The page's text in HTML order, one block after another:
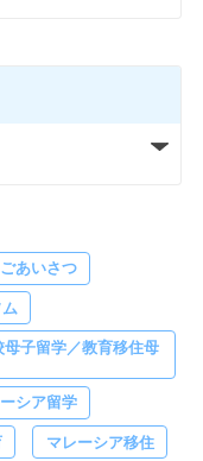
ごあいさつ
子留学／教育移住母
シア留学
マレーシア移住